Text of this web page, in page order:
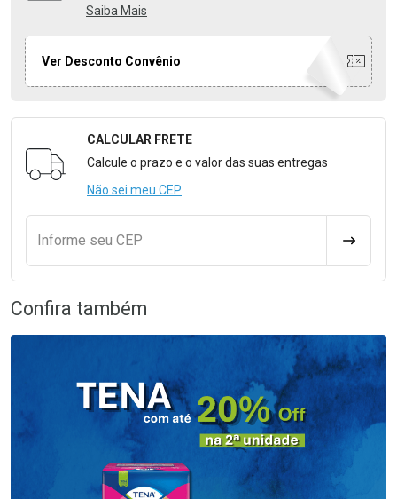
Saiba Mais
Ver Desconto Convênio
Formulário para Calcular o Frete
CALCULAR FRETE
Calcule o prazo e o valor das suas entregas
Não sei meu CEP
Informe seu CEP
Confira também